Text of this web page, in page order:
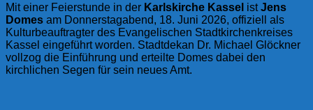
Mit einer Feierstunde in der Karlskirche Kassel istJens
Domes am Donnerstagabend, 18. Juni 2026, offiziell als
Kulturbeauftragter des Evangelischen Stadtkirchenkreises
Kassel eingeführt worden. Stadtdekan Dr. Michael Glöckner
vollzog die Einführung und erteilte Domes dabei den
kirchlichen Segen für sein neues Amt.